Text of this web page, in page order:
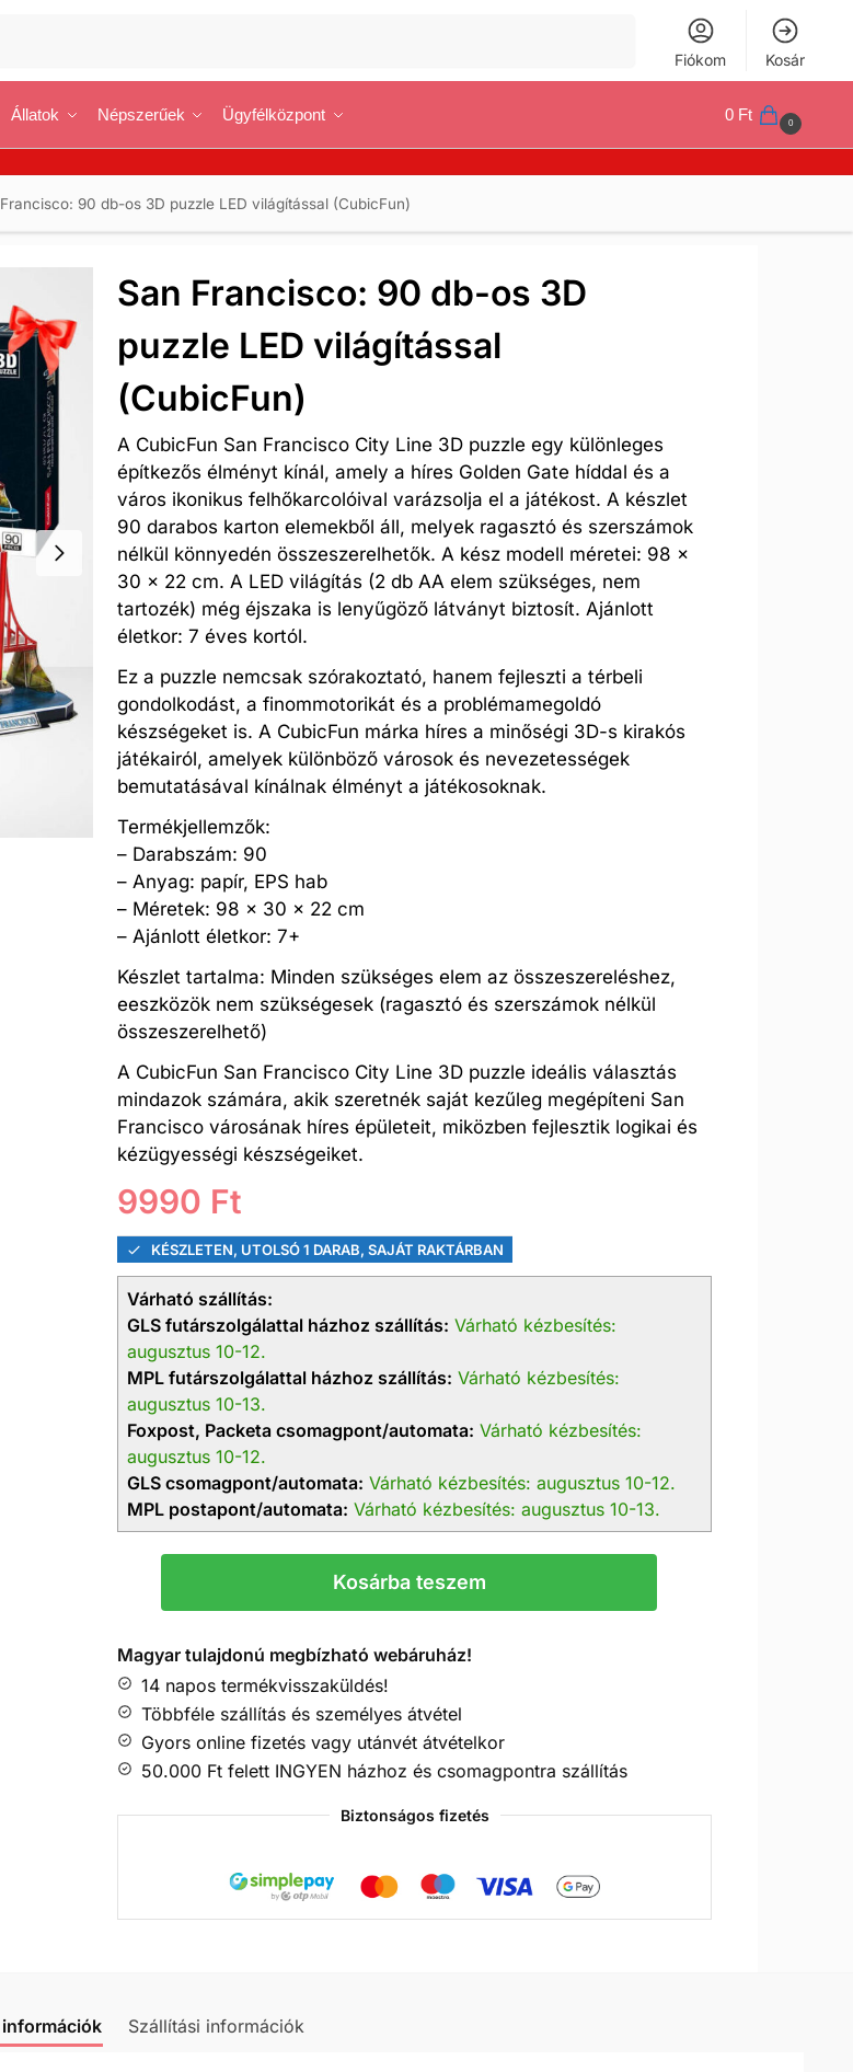
Fiókom Kosár
Állatok Népszerűek Ügyfélközpont 0 Ft 0
90 db-os 3D puzzle LED világítással (CubicFun)
San Francisco: 90 db-os 3D
puzzle LED világítással
(CubicFun)
A CubicFun San Francisco City Line 3D puzzle egy különleges
építkezős élményt kínál, amely a híres Golden Gate híddal és a
város ikonikus felhőkarcolóival varázsolja el a játékost. A készlet
90 darabos karton elemekből áll, melyek ragasztó és szerszámok
nélkül könnyedén összeszerelhetők. A kész modell méretei: 98 x
30 x 22 cm. A LED világítás (2 db AA elem szükséges, nem
tartozék) még éjszaka is lenyűgöző látványt biztosít. Ajánlott
életkor: 7 éves kortól.
Ez a puzzle nemcsak szórakoztató, hanem fejleszti a térbeli
gondolkodást, a finommotorikát és a problémamegoldó
készségeket is. A CubicFun márka híres a minőségi 3D-s kirakós
játékairól, amelyek különböző városok és nevezetességek
bemutatásával kínálnak élményt a játékosoknak.
Termékjellemzők:
– Darabszám: 90
– Anyag: papír, EPS hab
– Méretek: 98 x 30 x 22 cm
– Ajánlott életkor: 7+
Készlet tartalma: Minden szükséges elem az összeszereléshez,
eeszközök nem szükségesek (ragasztó és szerszámok nélkül
összeszerelhető)
A CubicFun San Francisco City Line 3D puzzle ideális választás
mindazok számára, akik szeretnék saját kezűleg megépíteni San
Francisco városának híres épületeit, miközben fejlesztik logikai és
kézügyességi készségeiket.
9990 Ft
KÉSZLETEN, UTOLSÓ 1 DARAB, SAJÁT RAKTÁRBAN
Várható szállítás:
GLS futárszolgálattal házhoz szállítás: Várható kézbesítés:
augusztus 10-12.
MPL futárszolgálattal házhoz szállítás: Várható kézbesítés:
augusztus 10-13.
Foxpost, Packeta csomagpont/automata: Várható kézbesítés:
augusztus 10-12.
GLS csomagpont/automata: Várható kézbesítés: augusztus 10-12.
MPL postapont/automata: Várható kézbesítés: augusztus 10-13.
Kosárba teszem
Magyar tulajdonú megbízható webáruház!
14 napos termékvisszaküldés!
Többféle szállítás és személyes átvétel
Gyors online fizetés vagy utánvét átvételkor
50.000 Ft felett INGYEN házhoz és csomagpontra szállítás
Biztonságos fizetés
Szállítási információk